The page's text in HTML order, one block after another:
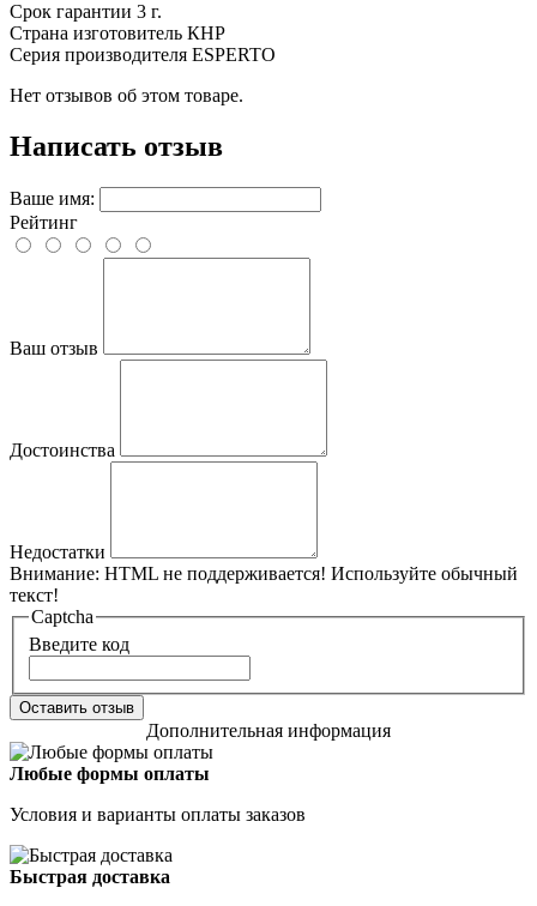
Срок гарантии 3 г.
Страна изготовитель КНР
Серия производителя ESPERTO
Нет отзывов об этом товаре.
Написать отзыв
Ваше имя:
Рейтинг
Ваш отзыв
Достоинства
Недостатки
Внимание: HTML не поддерживается! Используйте обычный
текст!
Captcha
Введите код
Оставить отзыв
Дополнительная информация
Любые формы оплаты
Условия и варианты оплаты заказов
Быстрая доставка